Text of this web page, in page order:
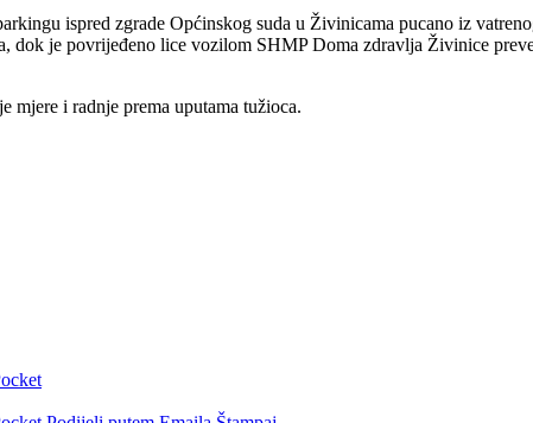
ispred zgrade Općinskog suda u Živinicama pucano iz
dok je povrijeđeno lice vozilom SHMP Doma zdravlja Živinice
mjere i radnje prema uputama tužioca.